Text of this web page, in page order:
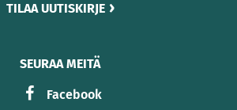
TILAA UUTISKIRJE
SEURAA MEITÄ
Facebook